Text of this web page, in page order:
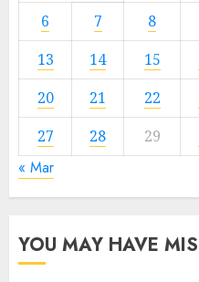
6
7 8
13
14 15
20
21 22
27
28 29
« Mar
YOU MAY HAVE